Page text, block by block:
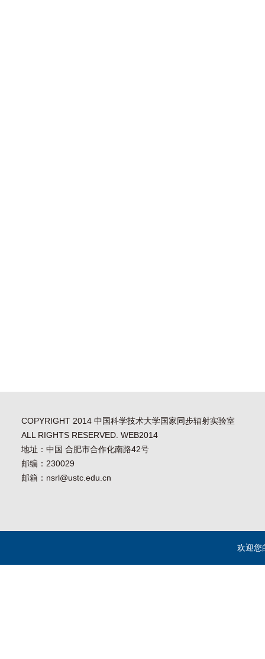
COPYRIGHT 2014 中国科学技术大学国家同步辐射实验室
ALL RIGHTS RESERVED. WEB2014
地址：中国 合肥市合作化南路42号
邮编：230029
邮箱：nsrl@ustc.edu.cn
欢迎您